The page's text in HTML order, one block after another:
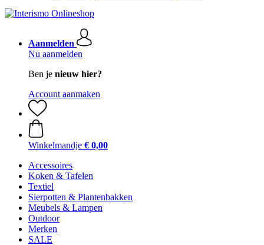
Aanmelden
Nu aanmelden
Ben je nieuw hier?
Account aanmaken
Winkelmandje € 0,00
Accessoires
Koken & Tafelen
Textiel
Sierpotten & Plantenbakken
Meubels & Lampen
Outdoor
Merken
SALE